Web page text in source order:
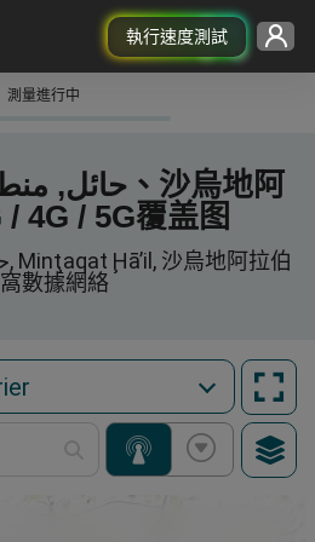
執行速度測試
測量進行中
4G / 5G覆盖图
數據網絡